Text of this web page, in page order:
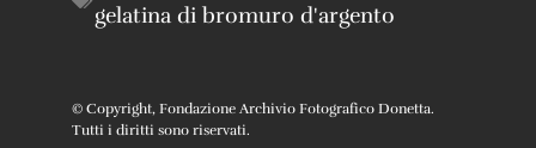
gelatina di bromuro d'argento
© Copyright, Fondazione Archivio Fotografico Donetta.
Tutti i diritti sono riservati.